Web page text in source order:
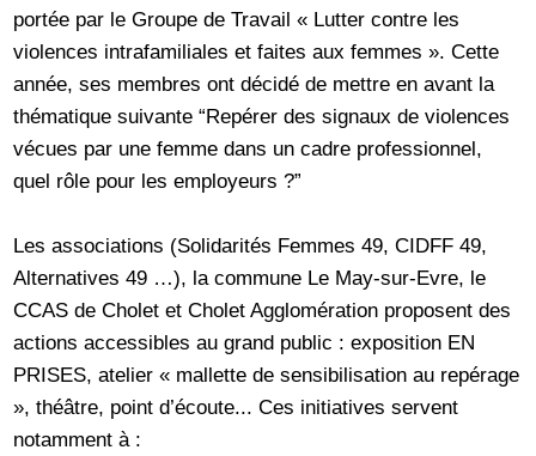
portée par le Groupe de Travail « Lutter contre les
violences intrafamiliales et faites aux femmes ». Cette
année, ses membres ont décidé de mettre en avant la
thématique suivante “Repérer des signaux de violences
vécues par une femme dans un cadre professionnel,
quel rôle pour les employeurs ?”
Les associations (Solidarités Femmes 49, CIDFF 49,
Alternatives 49 …), la commune Le May-sur-Evre, le
CCAS de Cholet et Cholet Agglomération proposent des
actions accessibles au grand public : exposition EN
PRISES, atelier « mallette de sensibilisation au repérage
», théâtre, point d’écoute... Ces initiatives servent
notamment à :